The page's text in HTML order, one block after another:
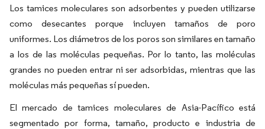
Los tamices moleculares son adsorbentes y pueden utilizarse
como desecantes porque incluyen tamaños de poro
uniformes. Los diámetros de los poros son similares en tamaño
a los de las moléculas pequeñas. Por lo tanto, las moléculas
grandes no pueden entrar ni ser adsorbidas, mientras que las
moléculas más pequeñas sí pueden.
El mercado de tamices moleculares de Asia-Pacífico está
segmentado por forma, tamaño, producto e industria de